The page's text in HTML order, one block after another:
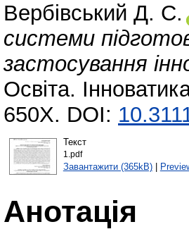
Вербівський Д. С.
системи
застосування
Освіта.
650X. DOI:
Текст
1.pdf
Завантажити (365kB)|
Анотація